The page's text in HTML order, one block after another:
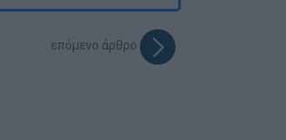
επόμενο άρθρο